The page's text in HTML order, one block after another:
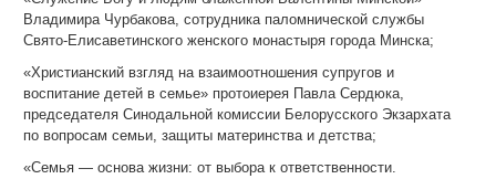
Владимира Чурбакова, сотрудника паломнической службы
Свято-Елисаветинского женского монастыря города Минска;
«Христианский взгляд на взаимоотношения супругов и
воспитание детей в семье» протоиерея Павла Сердюка,
председателя Синодальной комиссии Белорусского Экзархата
по вопросам семьи, защиты материнства и детства;
«Семья — основа жизни: от выбора к ответственности.